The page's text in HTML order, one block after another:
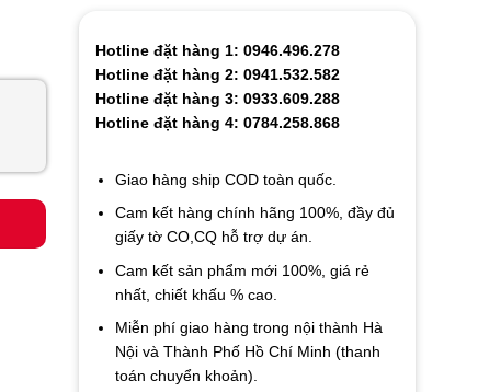
Hotline đặt hàng 1: 0946.496.278
Hotline đặt hàng 2: 0941.532.582
Hotline đặt hàng 3: 0933.609.288
Hotline đặt hàng 4: 0784.258.868
Giao hàng ship COD toàn quốc.
Cam kết hàng chính hãng 100%, đầy đủ
giấy tờ CO,CQ hỗ trợ dự án.
Cam kết sản phẩm mới 100%, giá rẻ
nhất, chiết khấu % cao.
Miễn phí giao hàng trong nội thành Hà
Nội và Thành Phố Hồ Chí Minh (thanh
toán chuyển khoản).